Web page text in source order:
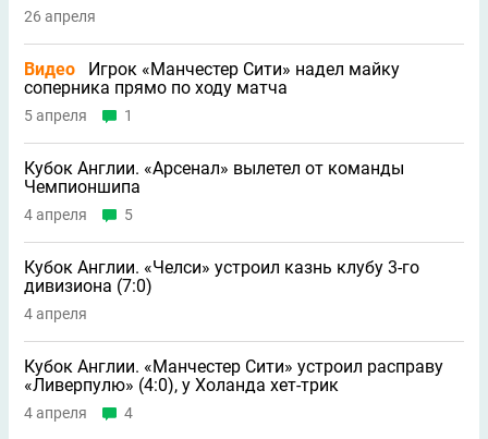
26 апреля
Видео
Игрок «Манчестер Сити» надел майку
соперника прямо по ходу матча
5 апреля 1
Кубок Англии. «Арсенал» вылетел от команды
Чемпионшипа
4 апреля 5
Кубок Англии. «Челси» устроил казнь клубу 3-го
дивизиона (7:0)
4 апреля
Кубок Англии. «Манчестер Сити» устроил расправу
«Ливерпулю» (4:0), у Холанда хет-трик
4 апреля 4